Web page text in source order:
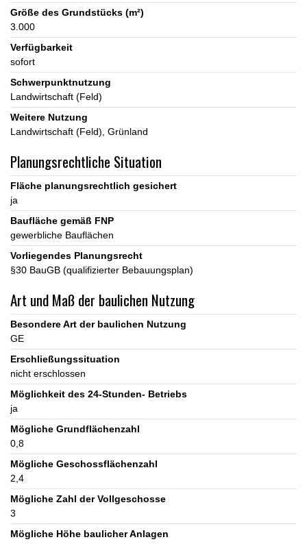
Größe des Grundstücks (m²)
3.000
Verfügbarkeit
sofort
Schwerpunktnutzung
Landwirtschaft (Feld)
Weitere Nutzung
Landwirtschaft (Feld) Grünland
Planungsrechtliche Situation
Fläche planungsrechtlich gesichert
ja
Baufläche gemäß FNP
gewerbliche Bauflächen
Vorliegendes Planungsrecht
§30 BauGB (qualifizierter Bebauungsplan)
Art und Maß der baulichen Nutzung
Besondere Art der baulichen Nutzung
GE
Erschließungssituation
nicht erschlossen
Möglichkeit des 24-Stunden- Betriebs
ja
Mögliche Grundflächenzahl
0,8
Mögliche Geschossflächenzahl
2,4
Mögliche Zahl der Vollgeschosse
3
Mögliche Höhe baulicher Anlagen